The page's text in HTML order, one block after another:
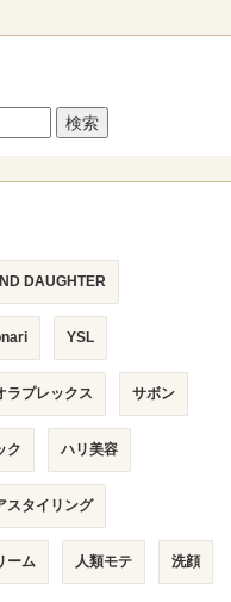
検索
DAUGHTER
YSL
ラプレックス サボン
ク ハリ美容
スタイリング
ーム 人類モテ 洗顔